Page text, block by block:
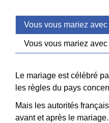
Vous vous mariez
Vous vous mariez
Le mariage est célébré
les règles du pays
Mais les autorités
avant et après le